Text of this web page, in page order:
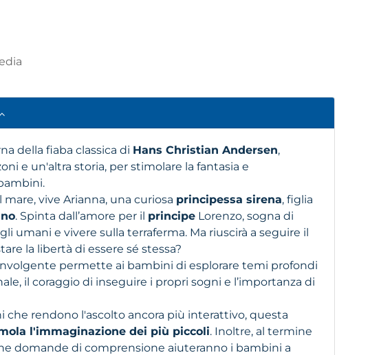
della fiaba classica di Hans Christian Andersen,
e un'altra storia, per stimolare la fantasia e
vive Arianna, una curiosa principessa sirena, figlia
. Spinta dall’amore per il principe Lorenzo, sogna di
umani e vivere sulla terraferma. Ma riuscirà a seguire il
la libertà di essere sé stessa?
permette ai bambini di esplorare temi profondi
il coraggio di inseguire i propri sogni e l’importanza di
che rendono l'ascolto ancora più interattivo, questa
l'immaginazione dei più piccoli. Inoltre, al termine
domande di comprensione aiuteranno i bambini a